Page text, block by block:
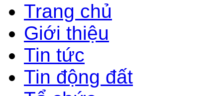
Trang chủ
Giới thiệu
Tin tức
Tin động đất